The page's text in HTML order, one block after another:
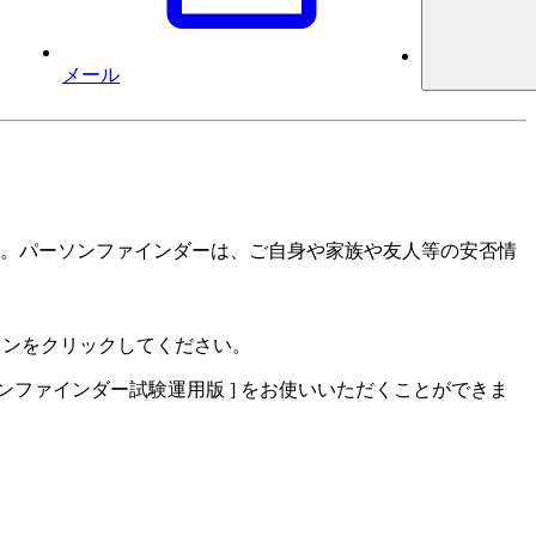
メール
パーソンファインダーは、ご自身や家族や友人等の安否情
をクリックしてください。
ァインダー試験運用版 ] をお使いいただくことができま